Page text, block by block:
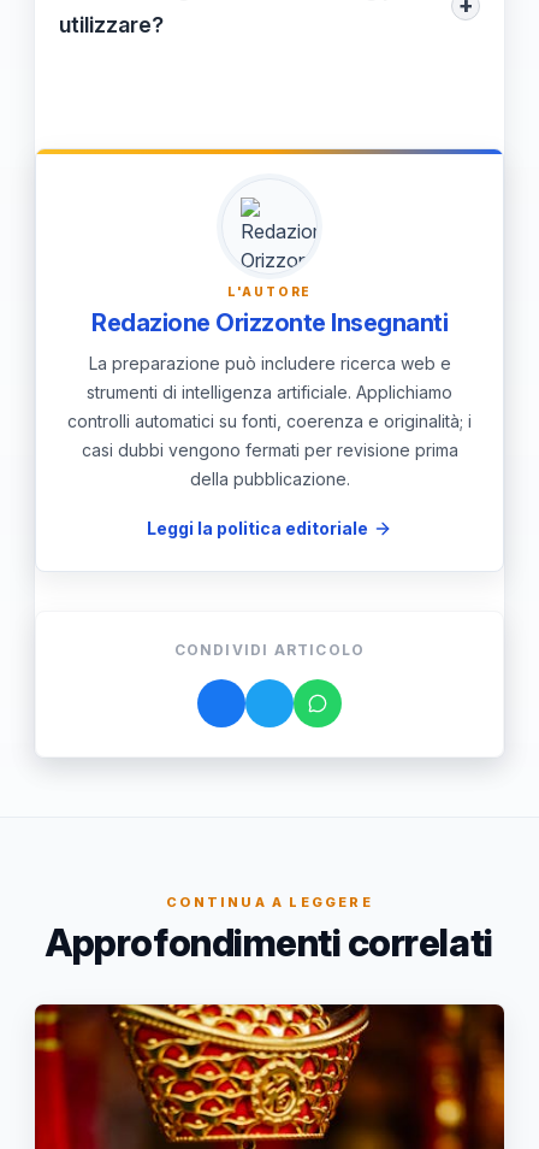
diverse discipline, esplorare nuove
utilizzare?
tecniche di pensiero laterale per stimolare
la creatività e generare nuove idee.
L'AUTORE
Redazione Orizzonte Insegnanti
La preparazione può includere ricerca web e
strumenti di intelligenza artificiale. Applichiamo
controlli automatici su fonti, coerenza e originalità; i
casi dubbi vengono fermati per revisione prima
della pubblicazione.
Leggi la politica editoriale
CONDIVIDI ARTICOLO
CONTINUA A LEGGERE
Approfondimenti correlati